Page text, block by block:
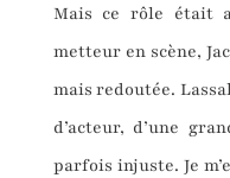
Mais ce rôle était
metteur en scène,
mais redoutée.
d’acteur, d’une
parfois injuste. Je